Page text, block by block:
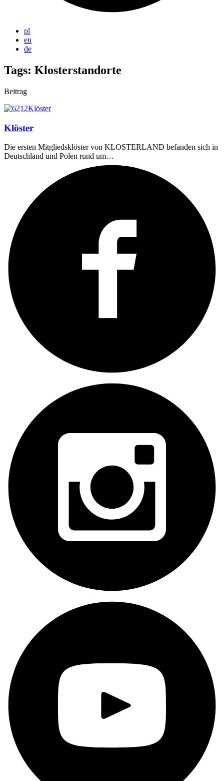
pl
en
de
Tags: Klosterstandorte
Beitrag
Klöster
Die ersten Mitgliedsklöster von KLOSTERLAND befanden sich in
Deutschland und Polen rund um…